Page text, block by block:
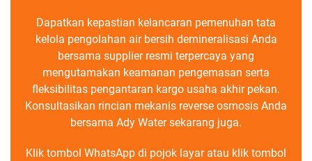
Dapatkan kepastian kelancaran pemenuhan tata
kelola pengolahan air bersih demineralisasi Anda
bersama supplier resmi terpercaya yang
mengutamakan keamanan pengemasan serta
fleksibilitas pengantaran kargo usaha akhir pekan.
Konsultasikan rincian mekanis reverse osmosis Anda
bersama Ady Water sekarang juga.
Klik tombol WhatsApp di pojok layar atau klik tombol